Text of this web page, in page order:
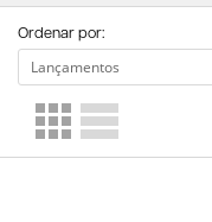
Ordenar por: